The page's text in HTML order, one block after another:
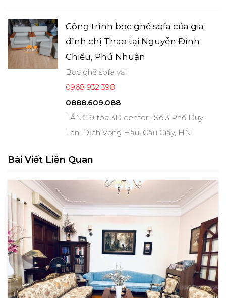
Công trình bọc ghế sofa của gia
đình chị Thao tại Nguyễn Đình
Chiểu, Phú Nhuận
Bọc ghế sofa vải
0968 932 398
0888.609.088
TẦNG 9 tòa 3D center , Số 3 Phố Duy
Tân, Dịch Vọng Hậu, Cầu Giấy, HN
Bài Viết Liên Quan